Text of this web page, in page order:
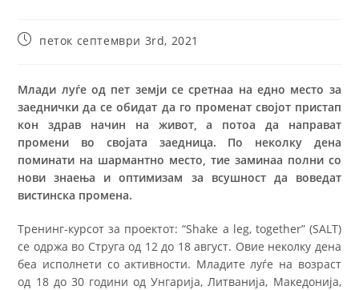
петок септември 3rd, 2021
Млади луѓе од пет земји се сретнаа на едно место за
заеднички да се обидат да го променат својот пристап
кон здрав начин на живот, а потоа да направат
промени во својата заедница. По неколку дена
поминати на шармантно место, тие заминаа полни со
нови знаења и оптимизам за всушност да воведат
вистинска промена.
Тренинг-курсот за проектот: “Shake a leg, together” (SALT)
се одржа во Струга од 12 до 18 август. Овие неколку дена
беа исполнети со активности. Младите луѓе на возраст
од 18 до 30 години од Унгарија, Литванија, Македонија,